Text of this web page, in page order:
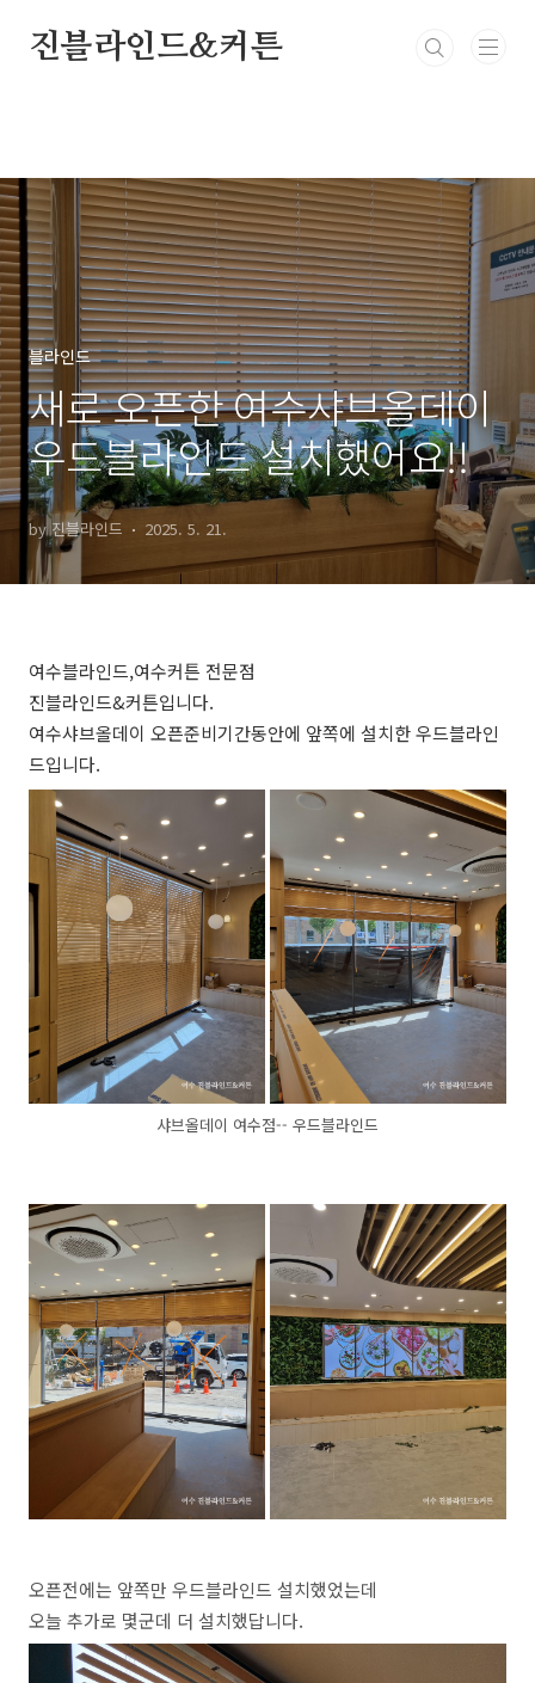
진블라인드&커튼
블라인드
새로 오픈한 여수샤브올데이
우드블라인드 설치했어요!!
by 진블라인드 2025. 5. 21.
여수블라인드,여수커튼 전문점
진블라인드&커튼입니다.
여수샤브올데이 오픈준비기간동안에 앞쪽에 설치한 우드블라인
드입니다.
샤브올데이 여수점-- 우드블라인드
오픈전에는 앞쪽만 우드블라인드 설치했었는데
오늘 추가로 몇군데 더 설치했답니다.